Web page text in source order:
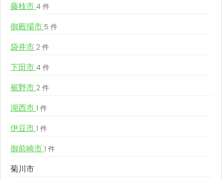
藤枝市 4 件
御殿場市 5 件
袋井市 2 件
下田市 4 件
裾野市 2 件
湖西市 1 件
伊豆市 1 件
御前崎市 1 件
菊川市